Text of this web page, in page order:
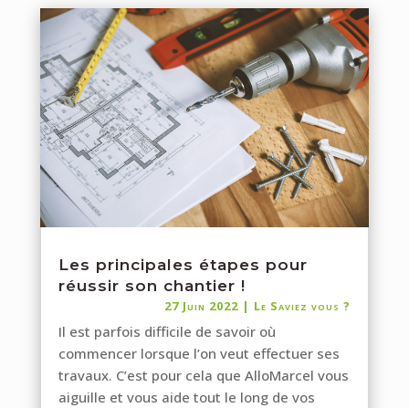
Les principales étapes pour
réussir son chantier !
27 Juin 2022 | Le Saviez vous ?
Il est parfois difficile de savoir où
commencer lorsque l’on veut effectuer ses
travaux. C’est pour cela que AlloMarcel vous
aiguille et vous aide tout le long de vos